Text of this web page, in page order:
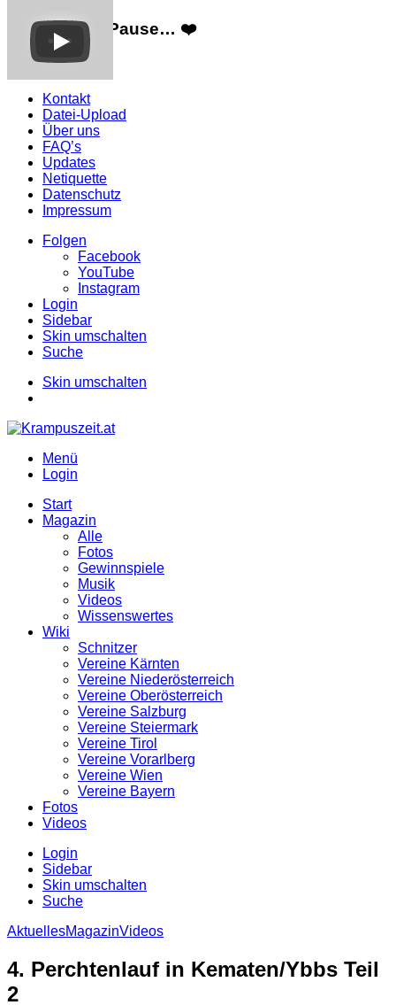
Wir machen Pause… ❤️
Kontakt
Datei-Upload
Über uns
FAQ’s
Updates
Netiquette
Datenschutz
Impressum
Folgen
Facebook
YouTube
Instagram
Login
Sidebar
Skin umschalten
Suche
Skin umschalten
Menü
Login
Start
Magazin
Alle
Fotos
Gewinnspiele
Musik
Videos
Wissenswertes
Wiki
Schnitzer
Vereine Kärnten
Vereine Niederösterreich
Vereine Oberösterreich
Vereine Salzburg
Vereine Steiermark
Vereine Tirol
Vereine Vorarlberg
Vereine Wien
Vereine Bayern
Fotos
Videos
Login
Sidebar
Skin umschalten
Suche
AktuellesMagazinVideos
4. Perchtenlauf in Kematen/Ybbs Teil
2